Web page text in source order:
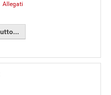
Allegati